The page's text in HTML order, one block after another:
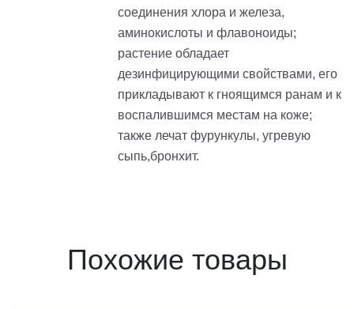
соединения хлора и железа,
аминокислоты и флавоноиды;
растение обладает
дезинфицирующими свойствами, его
прикладывают к гноящимся ранам и к
воспалившимся местам на коже;
также лечат фурункулы, угревую
сыпь,бронхит.
Похожие товары